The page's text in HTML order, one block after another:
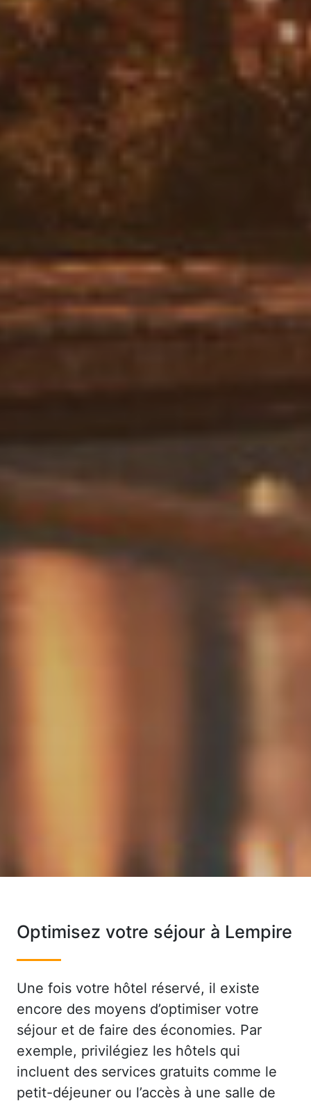
Optimisez votre séjour à Lempire
Une fois votre hôtel réservé, il existe
encore des moyens d’optimiser votre
séjour et de faire des économies. Par
exemple, privilégiez les hôtels qui
incluent des services gratuits comme le
petit-déjeuner ou l’accès à une salle de